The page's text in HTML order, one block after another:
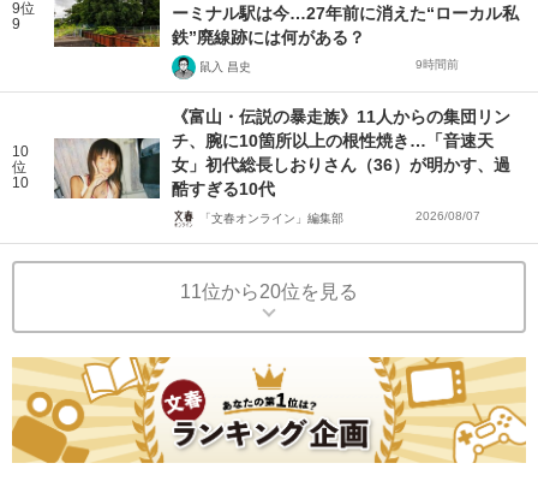
9位
9
ーミナル駅は今…27年前に消えた“ローカル私
鉄”廃線跡には何がある？
鼠入 昌史 9時間前
10
位
10
《富山・伝説の暴走族》11人からの集団リン
チ、腕に10箇所以上の根性焼き…「音速天
女」初代総長しおりさん（36）が明かす、過
酷すぎる10代
「文春オンライン」編集部 2026/08/07
11位から20位を見る